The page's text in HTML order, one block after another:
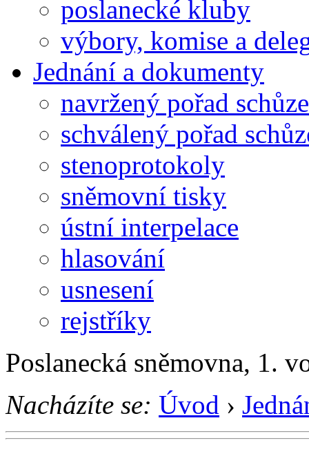
poslanecké kluby
výbory, komise a
Jednání a dokumenty
navržený pořad schůze
schválený pořad
stenoprotokoly
sněmovní tisky
ústní interpelace
hlasování
usnesení
rejstříky
Poslanecká sněmovna, 1.
Nacházíte se: Úvod ›